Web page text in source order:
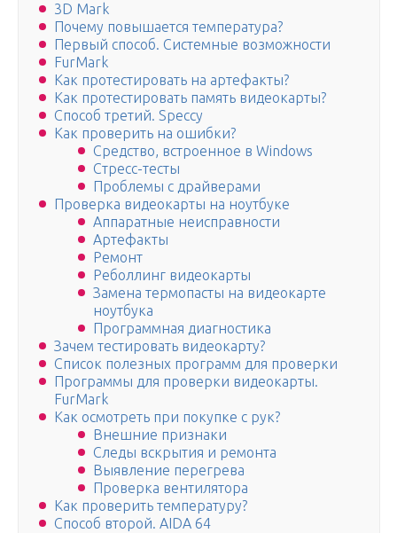
3D Mark
Почему повышается температура?
Первый способ. Системные возможности
FurMark
Как протестировать на артефакты?
Как протестировать память видеокарты?
Способ третий. Speccy
Как проверить на ошибки?
Средство, встроенное в Windows
Стресс-тесты
Проблемы с драйверами
Проверка видеокарты на ноутбуке
Аппаратные неисправности
Артефакты
Ремонт
Реболлинг видеокарты
Замена термопасты на видеокарте
ноутбука
Программная диагностика
Зачем тестировать видеокарту?
Список полезных программ для проверки
Программы для проверки видеокарты.
FurMark
Как осмотреть при покупке с рук?
Внешние признаки
Следы вскрытия и ремонта
Выявление перегрева
Проверка вентилятора
Как проверить температуру?
Способ второй. AIDA 64